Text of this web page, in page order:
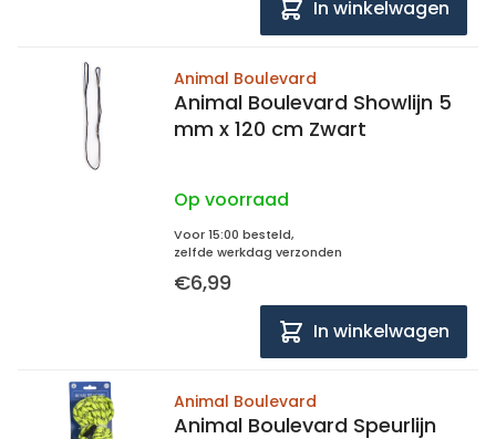
In winkelwagen
Animal Boulevard
Animal Boulevard Showlijn 5
mm x 120 cm Zwart
Op voorraad
Voor 15:00 besteld,
zelfde werkdag verzonden
€6,99
In winkelwagen
Animal Boulevard
Animal Boulevard Speurlijn